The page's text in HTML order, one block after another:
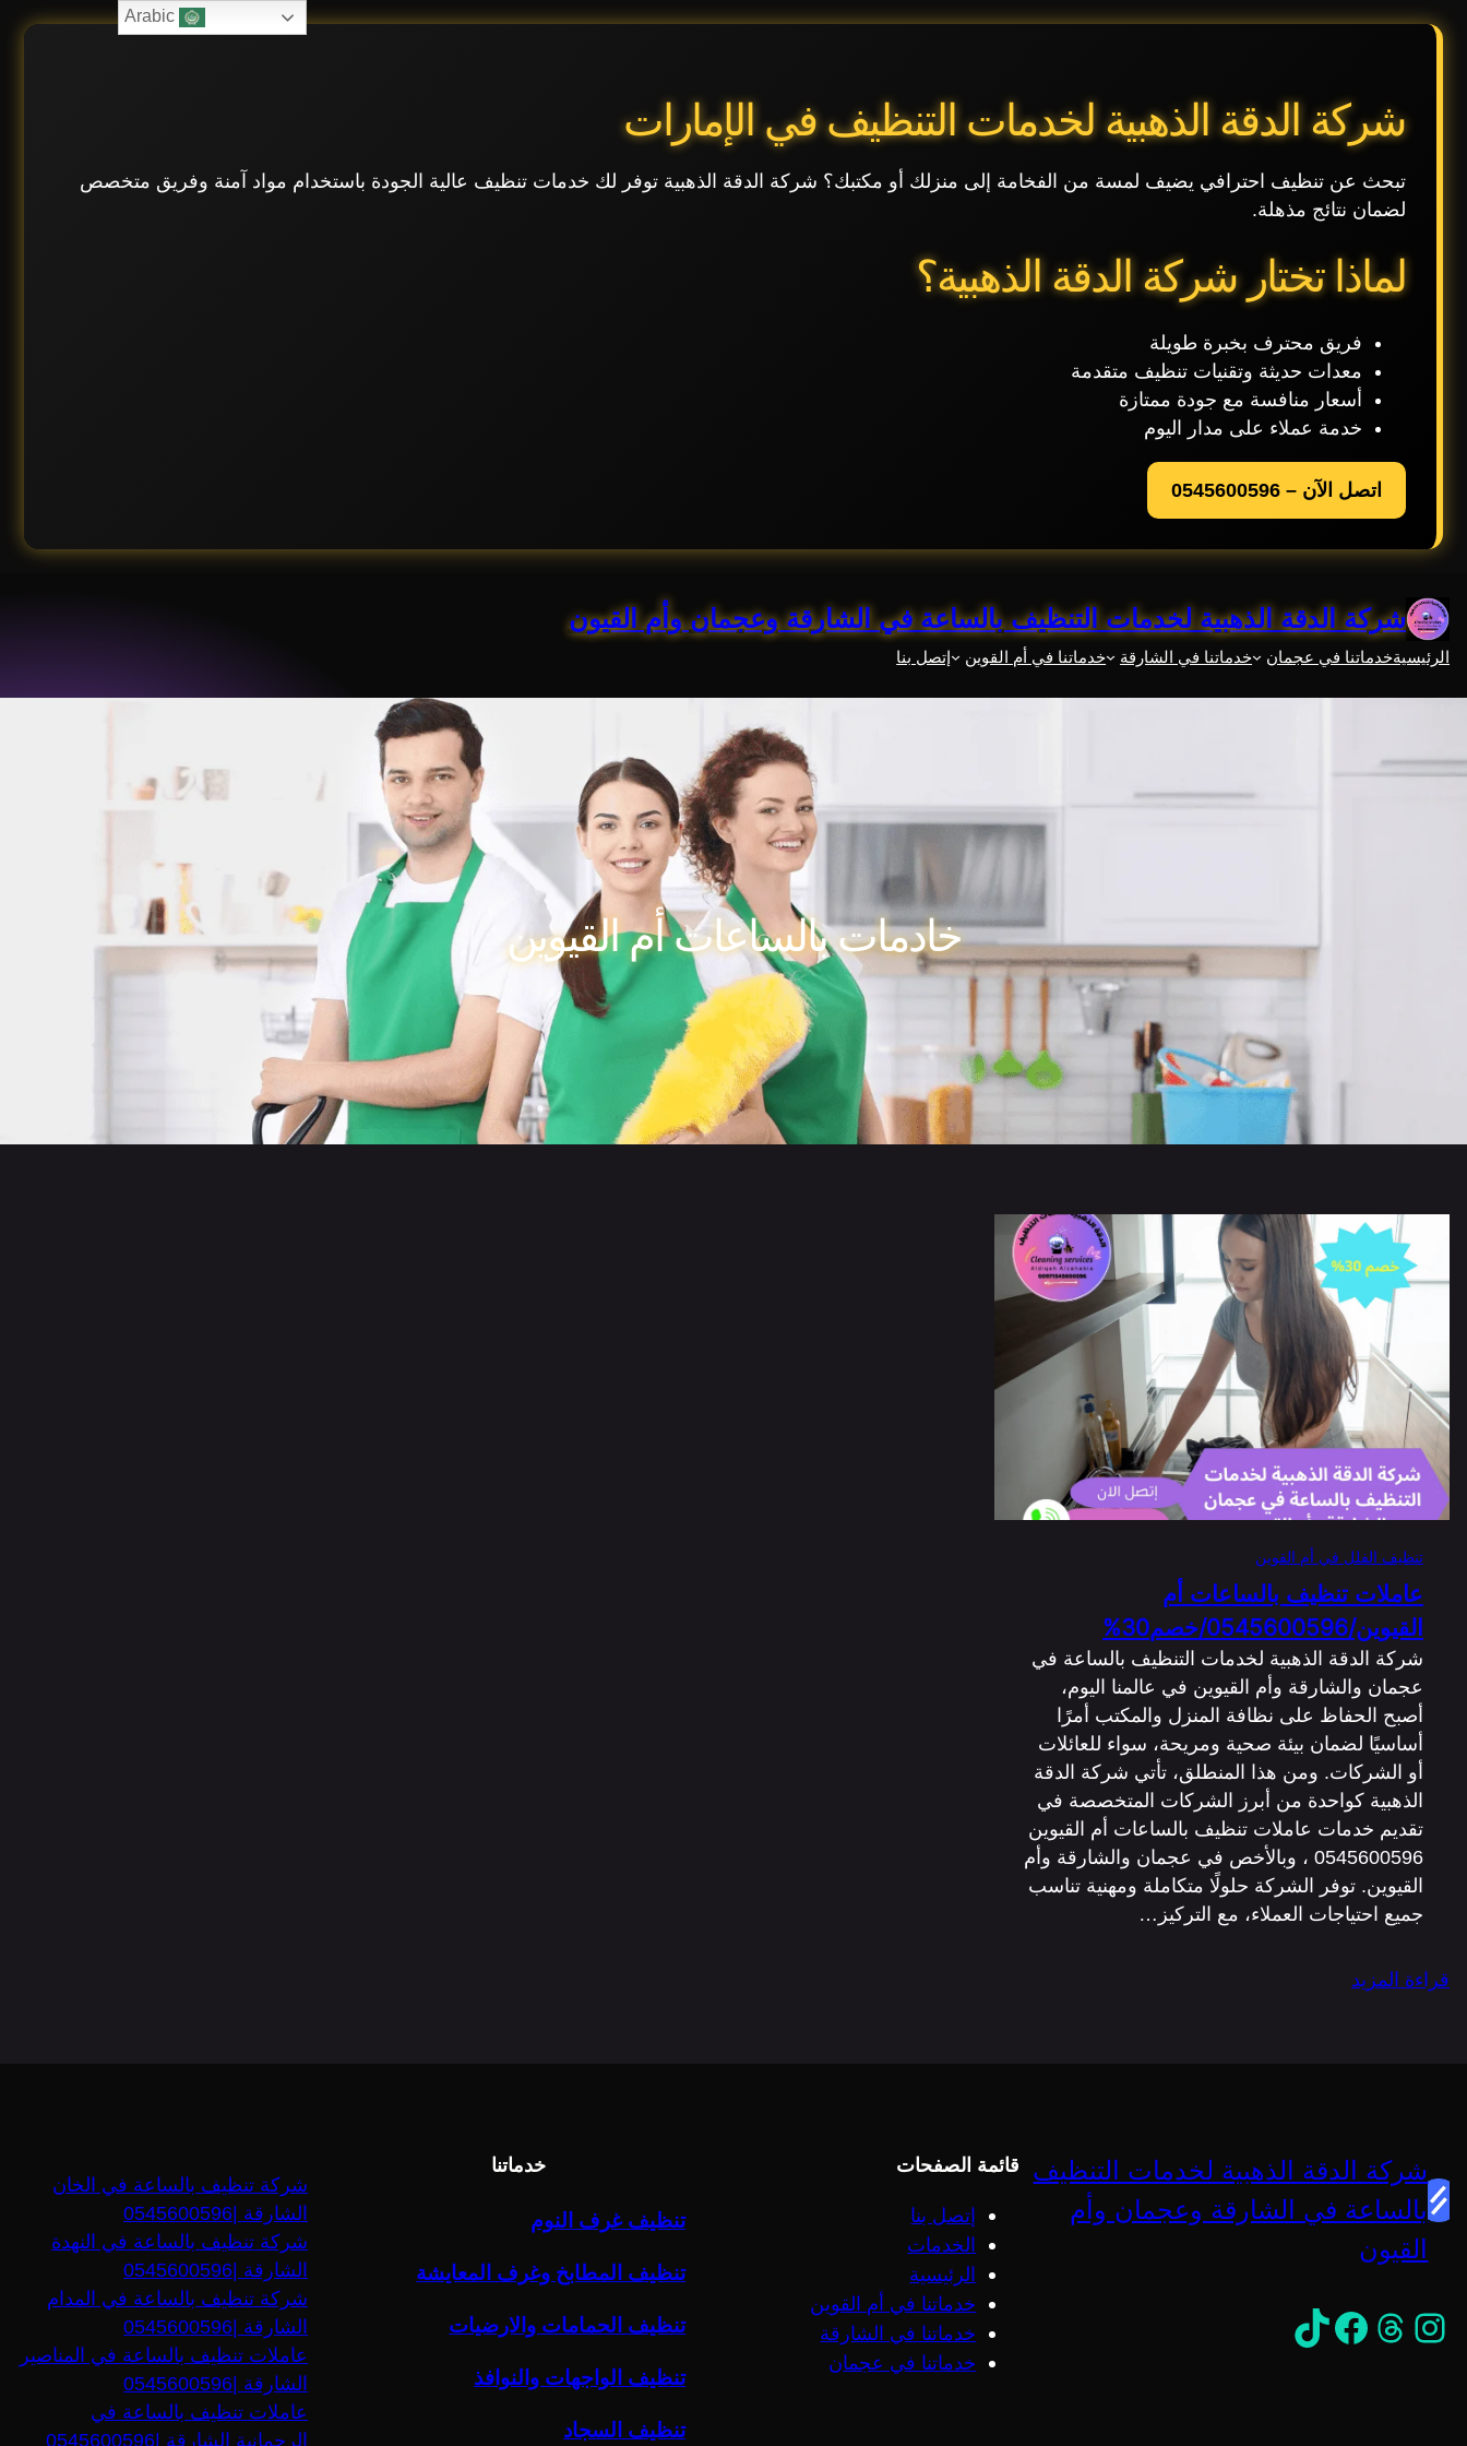
شركة الدقة الذهبية لخدمات التنظيف في الإمارات
تبحث عن تنظيف احترافي يضيف لمسة من الفخامة إلى منزلك أو مكتبك؟ شركة الدقة الذهبية توفر لك خدمات تنظيف عالية الجودة باستخدام مواد آمنة وفريق متخصص
لضمان نتائج مذهلة.
لماذا تختار شركة الدقة الذهبية؟
فريق محترف بخبرة طويلة
معدات حديثة وتقنيات تنظيف متقدمة
أسعار منافسة مع جودة ممتازة
خدمة عملاء على مدار اليوم
اتصل الآن – 0545600596
إلى
المحتوى
شركة الدقة الذهبية لخدمات التنظيف بالساعة في الشارقة وعجمان وأم القيون
الرئيسيةخدماتنا في عجمان خدماتنا في الشارقة خدماتنا في أم القوين إتصل بنا
خادمات بالساعات أم القيوين
تنظيف الفلل في أم القوين
عاملات تنظيف بالساعات أم
القيوين/0545600596/خصم30%
شركة الدقة الذهبية لخدمات التنظيف بالساعة في
عجمان والشارقة وأم القيوين في عالمنا اليوم،
أصبح الحفاظ على نظافة المنزل والمكتب أمرًا
أساسيًا لضمان بيئة صحية ومريحة، سواء للعائلات
أو الشركات. ومن هذا المنطلق، تأتي شركة الدقة
الذهبية كواحدة من أبرز الشركات المتخصصة في
تقديم خدمات عاملات تنظيف بالساعات أم القيوين
0545600596 ، وبالأخص في عجمان والشارقة وأم
القيوين. توفر الشركة حلولًا متكاملة ومهنية تناسب
جميع احتياجات العملاء، مع التركيز…
قراءة المزيد
شركة الدقة الذهبية لخدمات التنظيف
بالساعة في الشارقة وعجمان وأم
القيون
إنستجرام ثريدز https://www.facebook.com/profile.php?id=61559395807892&mibextid=ZbWKwL تيك توك
قائمة الصفحات
إتصل بنا
الخدمات
الرئيسية
خدماتنا في أم القوين
خدماتنا في الشارقة
خدماتنا في عجمان
خدماتنا
تنظيف غرف النوم
تنظيف المطابخ وغرف المعايشة
تنظيف الحمامات والارضيات
تنظيف الواجهات والنوافذ
تنظيف السجاد
شركة تنظيف بالساعة في الخان
الشارقة |0545600596
شركة تنظيف بالساعة في النهدة
الشارقة |0545600596
شركة تنظيف بالساعة في المدام
الشارقة |0545600596
عاملات تنظيف بالساعة في المناصير
الشارقة |0545600596
عاملات تنظيف بالساعة في
الرحمانية الشارقة |0545600596
Arabic